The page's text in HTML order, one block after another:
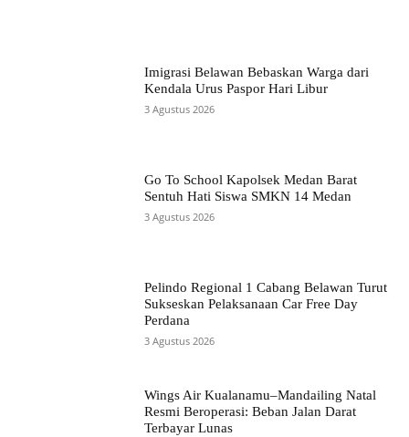
Imigrasi Belawan Bebaskan Warga dari
Kendala Urus Paspor Hari Libur
3 Agustus 2026
Go To School Kapolsek Medan Barat
Sentuh Hati Siswa SMKN 14 Medan
3 Agustus 2026
Pelindo Regional 1 Cabang Belawan Turut
Sukseskan Pelaksanaan Car Free Day
Perdana
3 Agustus 2026
Wings Air Kualanamu–Mandailing Natal
Resmi Beroperasi: Beban Jalan Darat
Terbayar Lunas